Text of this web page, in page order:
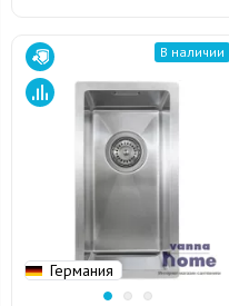
Германия
В наличии